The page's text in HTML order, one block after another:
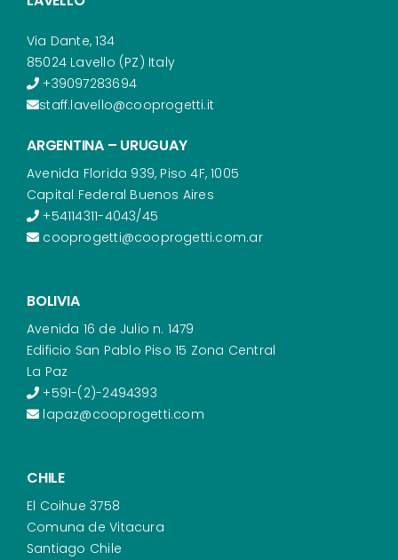
Via Dante, 134
85024 Lavello (PZ) Italy
+39097283694
staff.lavello@cooprogetti.it
ARGENTINA – URUGUAY
Avenida Florida 939, Piso 4F, 1005
Capital Federal Buenos Aires
+54114311-4043/45
cooprogetti@cooprogetti.com.ar
BOLIVIA
Avenida 16 de Julio n. 1479
Edificio San Pablo Piso 15 Zona Central
La Paz
+591-(2)-2494393
lapaz@cooprogetti.com
CHILE
El Coihue 3758
Comuna de Vitacura
Santiago Chile